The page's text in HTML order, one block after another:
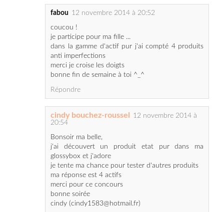
je participe pour ma fille ...
dans la gamme d'actif pur j'ai compté 4 produits
anti imperfections
merci je croise les doigts
bonne fin de semaine à toi ^_^
Répondre
20:54
j'ai découvert un produit etat pur dans ma
glossybox et j'adore
je tente ma chance pour tester d'autres produits
ma réponse est 4 actifs
merci pour ce concours
bonne soirée
cindy (cindy1583@hotmail.fr)
Répondre